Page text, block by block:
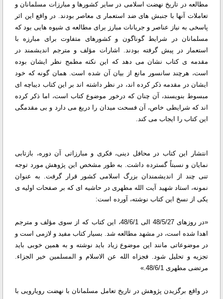
مطالعه در تاریخ نهضت اسلامی در سایر كشورها و مبارزات مسلمانان و
تعاملات آنها با جنبش های ضد استعمار ی معاصر بودند. در واقع این اثر
پاسخی به نیاز عناصر و جریانات مبارز برای مطالعه ی شیوه هایی بود كه
مسلمانان در شرایط گوناگون و كشورهای متفاوت برای مبارزه با
استعمار در پیش گرفته بودند. اشارات مؤلف و مترجم اندیشمند در
مقدمه ی كتاب نشان می دهد كه این نكته مطمح نظر ایشان بوده
است، هرچند سانسور مانع از بیان آن شده است. همان گونه كه خود
ایشان در مقدمه ذكر كرده اند، در نظر داشته اند بر این كتاب دیباچه ای
مبسوط بنویسند، آن چنان كه درخور موضوع كتاب است، اما ذكر كرده
اند كه شرایطی خاص، آن فسحت میدان را دریغ می دارد و بی مقدمگی
این كتاب را ایجاب می كند.
انتشار این كتاب در محافل دینی، فكری و مبارزاتی آن دوره، بازتابی
نمایان و نسبتاً گسترده داشت. به طور مشخص این پژوهش مورد توجه
تنی چند از اندیشمندان بزرگ اسلامی كشور قرار گرفت. به عنوان
نمونه، استاد شهید آیت الله مطهری در حاشیه ای كه بر صفحات اولیه ی
یكی از نسخ این كتاب نوشته، آورده است:
«در روزهای 48/5/27 الی 48/6/1، این كتاب كه از سوی مؤلف و مترجم
اهدا شده است، در مشهد مطالعه شد. بسیار كتاب مفید و لازمی است و
در موضوعاتی مانند این موضوع زیاد باید نوشته و به همین خوبی باید
تجزیه و تحلیل شود. فجزاه الله عن الاسلام و المسلمین خیر الجزاء.
مرتضی مطهری 48/6/1.»
در واقع برگزیدن پژوهش در تاریخ تعامل مسلمانان با نهضت رویارویی با